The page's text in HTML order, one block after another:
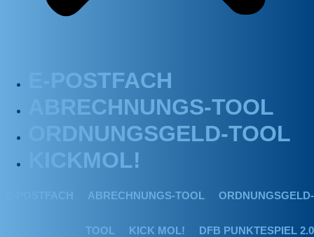
E-POSTFACH
ABRECHNUNGS-TOOL
ORDNUNGSGELD-TOOL
KICKMOL!
E-POSTFACH ABRECHNUNGS-TOOL ORDNUNGSGELD-
TOOL KICK MOL! DFB PUNKTESPIEL 2.0